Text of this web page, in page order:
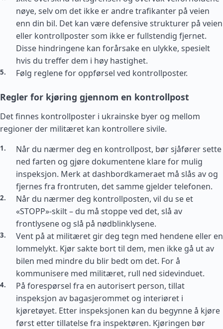
nøye, selv om det ikke er andre trafikanter på veien
enn din bil. Det kan være defensive strukturer på veien
eller kontrollposter som ikke er fullstendig fjernet.
Disse hindringene kan forårsake en ulykke, spesielt
hvis du treffer dem i høy hastighet.
Følg reglene for oppførsel ved kontrollposter.
Regler for kjøring gjennom en kontrollpost
Det finnes kontrollposter i ukrainske byer og mellom
regioner der militæret kan kontrollere sivile.
Når du nærmer deg en kontrollpost, bør sjåfører sette
ned farten og gjøre dokumentene klare for mulig
inspeksjon. Merk at dashbordkameraet må slås av og
fjernes fra frontruten, det samme gjelder telefonen.
Når du nærmer deg kontrollposten, vil du se et
«STOPP»-skilt – du må stoppe ved det, slå av
frontlysene og slå på nødblinklysene.
Vent på at militæret gir deg tegn med hendene eller en
lommelykt. Kjør sakte bort til dem, men ikke gå ut av
bilen med mindre du blir bedt om det. For å
kommunisere med militæret, rull ned sidevinduet.
På forespørsel fra en autorisert person, tillat
inspeksjon av bagasjerommet og interiøret i
kjøretøyet. Etter inspeksjonen kan du begynne å kjøre
først etter tillatelse fra inspektøren. Kjøringen bør